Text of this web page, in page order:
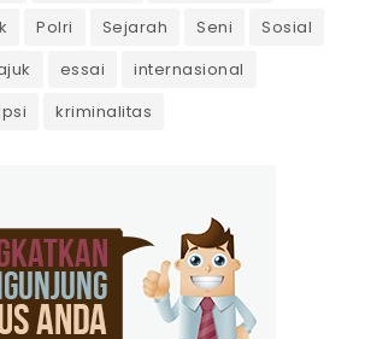
Polri Sejarah Seni
Sosial
essai
internasional
kriminalitas